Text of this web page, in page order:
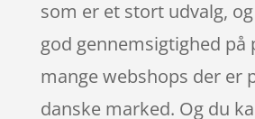
som er et stort udvalg,
god gennemsigtighed på
mange webshops der er
danske marked. Og du